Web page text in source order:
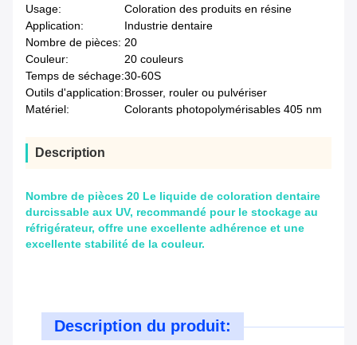
Usage:
Coloration des produits en résine
Application:
Industrie dentaire
Nombre de pièces: 20
Couleur:
20 couleurs
Temps de séchage:30-60S
Outils d'application:Brosser, rouler ou pulvériser
Matériel:
Colorants photopolymérisables 405 nm
Description
Nombre de pièces 20 Le liquide de coloration dentaire
durcissable aux UV, recommandé pour le stockage au
réfrigérateur, offre une excellente adhérence et une
excellente stabilité de la couleur.
Description du produit: